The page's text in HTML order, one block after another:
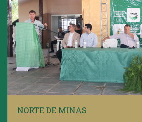
NORTE DE MINAS